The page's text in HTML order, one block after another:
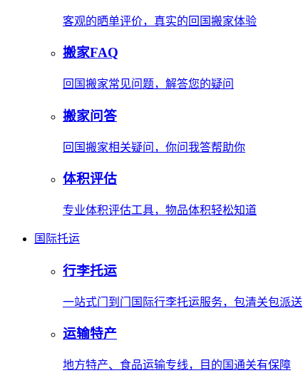
客观的晒单评价，真实的回国搬家体验
搬家FAQ
回国搬家常见问题，解答您的疑问
搬家问答
回国搬家相关疑问，你问我答帮助你
体积评估
专业体积评估工具，物品体积轻松知道
国际托运
行李托运
一站式门到门国际行李托运服务，包清关包派送
运输特产
地方特产、食品运输专线，目的国通关有保障